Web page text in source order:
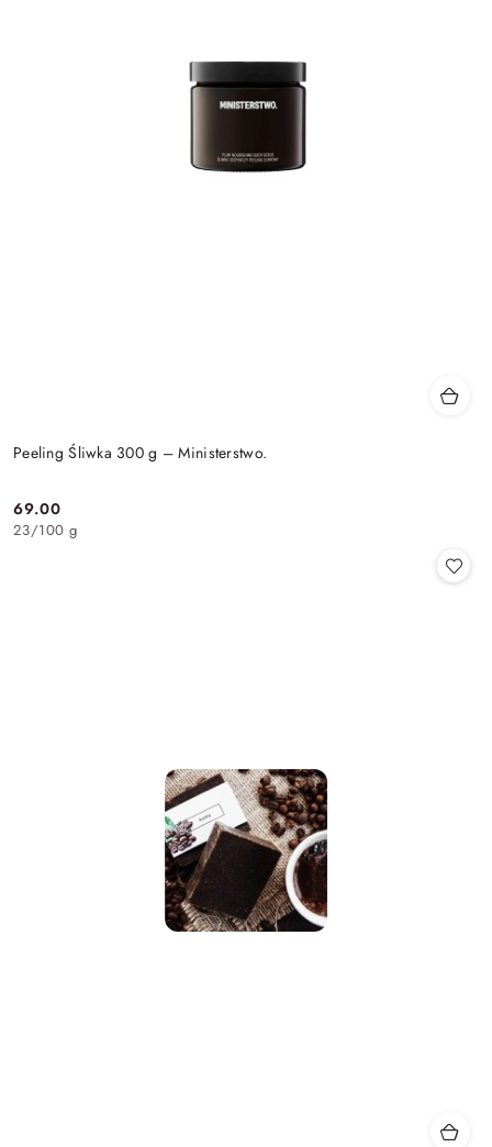
Peeling Śliwka 300 g – Ministerstwo.
Cena:
69.00
23/100 g